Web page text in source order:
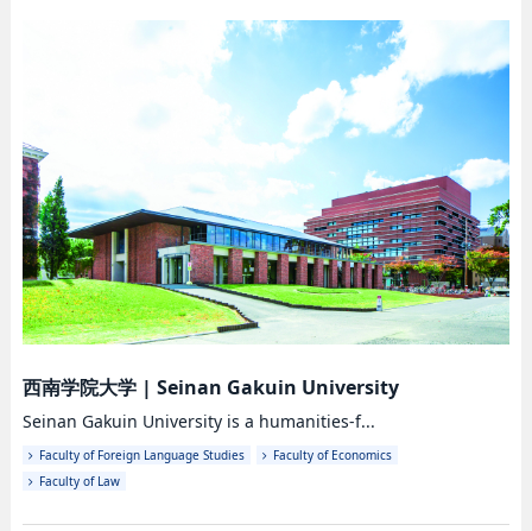
西南学院大学| Seinan Gakuin University
Seinan Gakuin University is a humanities-f...
Faculty of Foreign Language Studies
Faculty of Economics
Faculty of Law